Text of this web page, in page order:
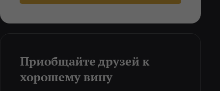
Приобщайте друзей к
хорошему вину